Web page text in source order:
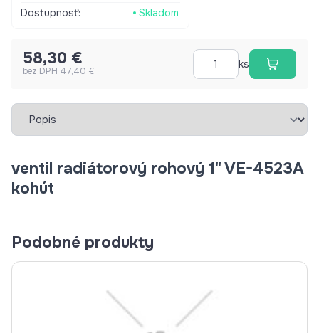
Dostupnosť:
Skladom
58,30 €
bez DPH 47,40 €
ks
Vybrať záložku
ventil radiátorový rohový 1" VE-4523A
kohút
Podobné produkty